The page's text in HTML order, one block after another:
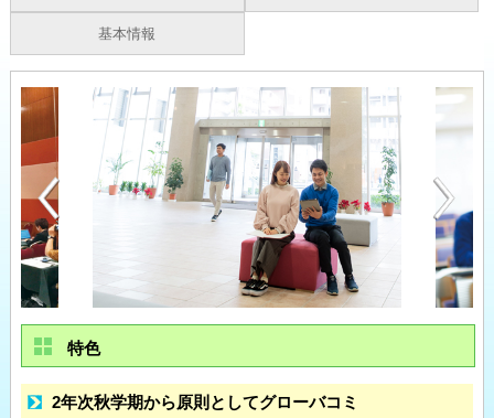
基本情報
特色
2年次秋学期から原則としてグローバコミ